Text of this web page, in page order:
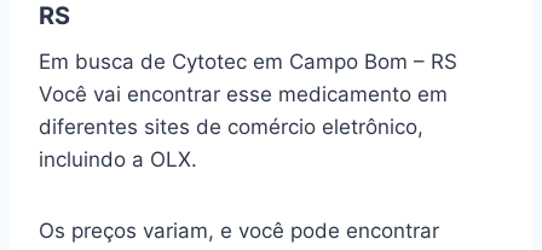
RS
Em busca de Cytotec em Campo Bom – RS
Você vai encontrar esse medicamento em
diferentes sites de comércio eletrônico,
incluindo a OLX.
Os preços variam, e você pode encontrar